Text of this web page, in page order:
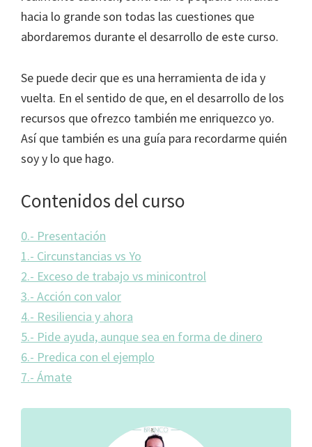
hacia lo grande son todas las cuestiones que
abordaremos durante el desarrollo de este curso.
Se puede decir que es una herramienta de ida y
vuelta. En el sentido de que, en el desarrollo de los
recursos que ofrezco también me enriquezco yo.
Así que también es una guía para recordarme quién
soy y lo que hago.
Contenidos del curso
0.- Presentación
1.- Circunstancias vs Yo
2.- Exceso de trabajo vs minicontrol
3.- Acción con valor
4.- Resiliencia y ahora
5.- Pide ayuda, aunque sea en forma de dinero
6.- Predica con el ejemplo
7.- Ámate